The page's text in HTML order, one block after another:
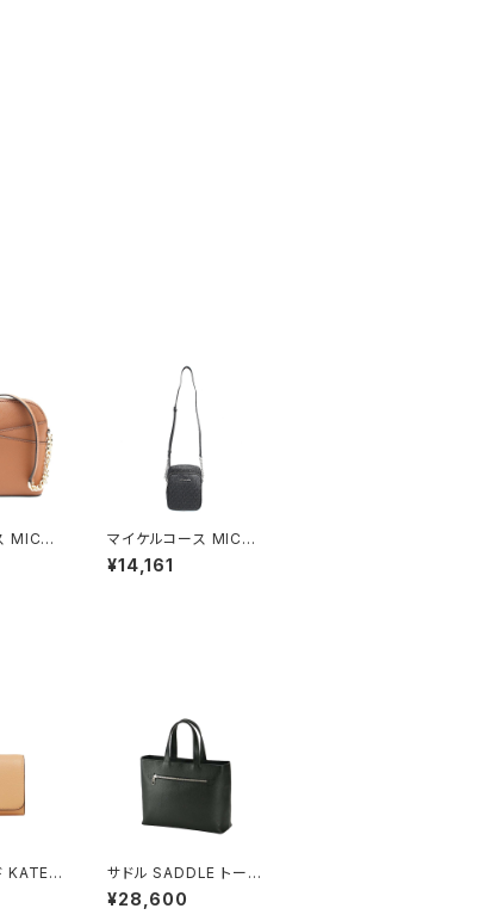
MICHA
ダーバ
L
マイケルコース MICHA
EL KORS ショルダーバ
ッグ 35F1STVC2B-B
¥14,161
KATE S
モール
ト 二つ
サドル SADDLE トート
バッグ ミニトート 牛革
本革 日本製 姫路産 自
¥28,600